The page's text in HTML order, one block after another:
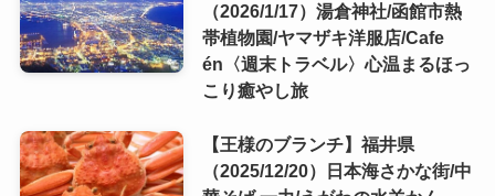
（2026/1/17）湯倉神社/函館市熱
帯植物園/ヤマザキ洋服店/Cafe
én〈週末トラベル〉心温まるほっ
こり癒やし旅
【王様のブランチ】福井県
（2025/12/20）日本海さかな街/中